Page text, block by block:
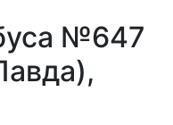
№647